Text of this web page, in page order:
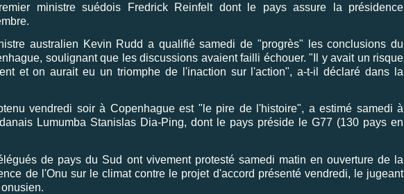
ministre suédois Fredrick Reinfelt dont le pays assure la présidence
australien Kevin Rudd a qualifié samedi de "progrès" les conclusions du
soulignant que les discussions avaient failli échouer. "Il y avait un risque
et on aurait eu un triomphe de l'inaction sur l'action", a-t-il déclaré dans la
vendredi soir à Copenhague est "le pire de l'histoire", a estimé samedi à
Lumumba Stanislas Dia-Ping, dont le pays préside le G77 (130 pays en
de pays du Sud ont vivement protesté samedi matin en ouverture de la
de l'Onu sur le climat contre le projet d'accord présenté vendredi, le jugeant